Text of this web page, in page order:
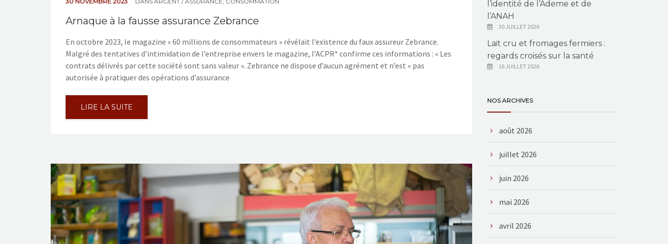
Arnaque à la fausse assurance Zebrance
En octobre 2023, le magazine « 60 millions de consommateurs » révélait l’existence du faux assureur Zebrance.
Malgré des tentatives d’intimidation de l’entreprise envers le magazine, l’ACPR* confirme ces informations : « Les
contrats délivrés par cette société sont sans valeur ». Zebrance ne dispose d’aucun agrément et n’est « pas
autorisée à pratiquer des opérations d’assurance
LIRE LA SUITE
l’identité de l’Ademe et de
l’ANAH
30 JUILLET 2026
Lait cru et fromages fermiers :
regards croisés sur la santé
16 JUILLET 2026
NOS ARCHIVES
août 2026
juillet 2026
juin 2026
mai 2026
avril 2026